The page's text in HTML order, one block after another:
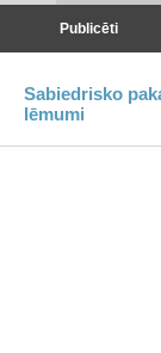
Publicēti
Sabiedrisko
lēmumi